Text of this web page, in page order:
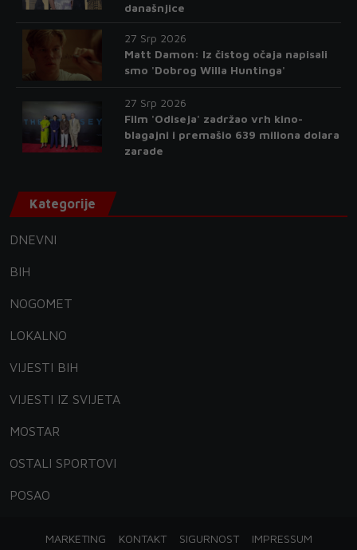
današnjice
27 Srp 2026
Matt Damon: Iz čistog očaja napisali
smo 'Dobrog Willa Huntinga'
27 Srp 2026
Film 'Odiseja' zadržao vrh kino-
blagajni i premašio 639 miliona dolara
zarade
Kategorije
DNEVNI
BIH
NOGOMET
LOKALNO
VIJESTI BIH
VIJESTI IZ SVIJETA
MOSTAR
OSTALI SPORTOVI
POSAO
MARKETING KONTAKT SIGURNOST
IMPRESSUM